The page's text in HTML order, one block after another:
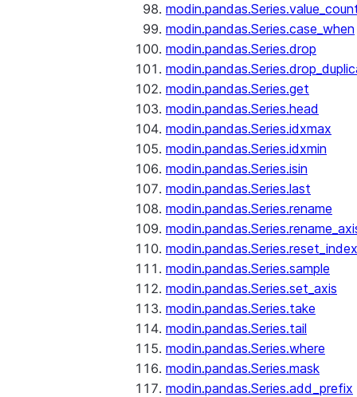
modin.pandas.Series.case_when
modin.pandas.Series.drop
modin.pandas.Series.get
modin.pandas.Series.head
modin.pandas.Series.idxmax
modin.pandas.Series.idxmin
modin.pandas.Series.isin
modin.pandas.Series.last
modin.pandas.Series.rename
modin.pandas.Series.reset_index
modin.pandas.Series.sample
modin.pandas.Series.set_axis
modin.pandas.Series.take
modin.pandas.Series.tail
modin.pandas.Series.where
modin.pandas.Series.mask
modin.pandas.Series.add_prefix